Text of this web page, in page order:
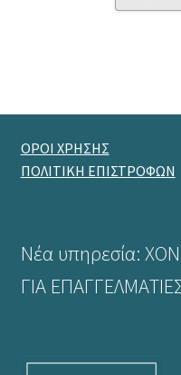
ΟΡΟΙ ΧΡΗΣΗΣ
ΠΟΛΙΤΙΚΗ ΕΠΙΣΤΡΟΦΩΝ
Νέα υπηρεσία:
ΓΙΑ